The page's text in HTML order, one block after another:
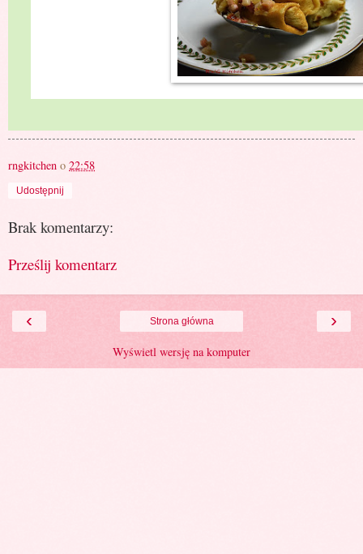
rngkitchen o 22:58
Udostępnij
Brak komentarzy:
Prześlij komentarz
‹ ›
Strona główna
Wyświetl wersję na komputer